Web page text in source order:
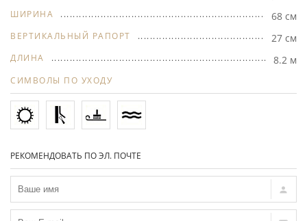
ШИРИНА 68 см
ВЕРТИКАЛЬНЫЙ РАПОРТ 27 см
ДЛИНА 8.2 м
СИМВОЛЫ ПО УХОДУ
РЕКОМЕНДОВАТЬ ПО ЭЛ. ПОЧТЕ